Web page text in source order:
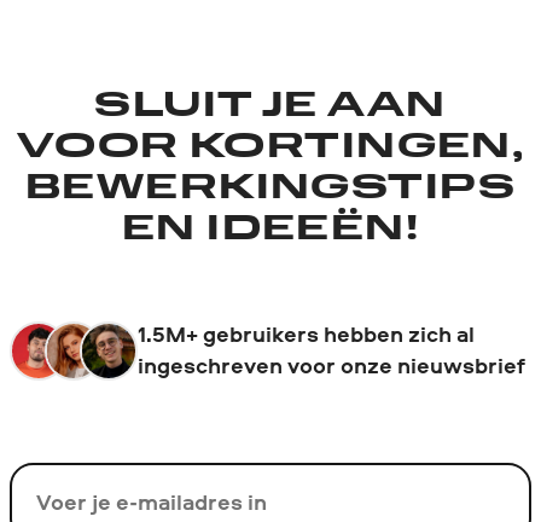
SLUIT JE AAN
VOOR KORTINGEN,
BEWERKINGSTIPS
EN IDEEËN!
1.5M+ gebruikers hebben zich al
ingeschreven voor onze nieuwsbrief
Uw e-mail